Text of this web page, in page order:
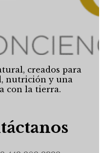
creados para
nutrición y una
con la tierra.